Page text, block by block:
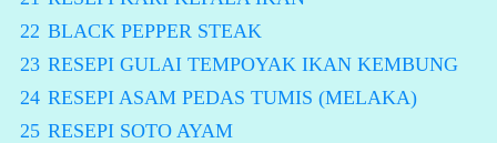
22 BLACK PEPPER STEAK
23 RESEPI GULAI TEMPOYAK IKAN KEMBUNG
24 RESEPI ASAM PEDAS TUMIS (MELAKA)
25 RESEPI SOTO AYAM